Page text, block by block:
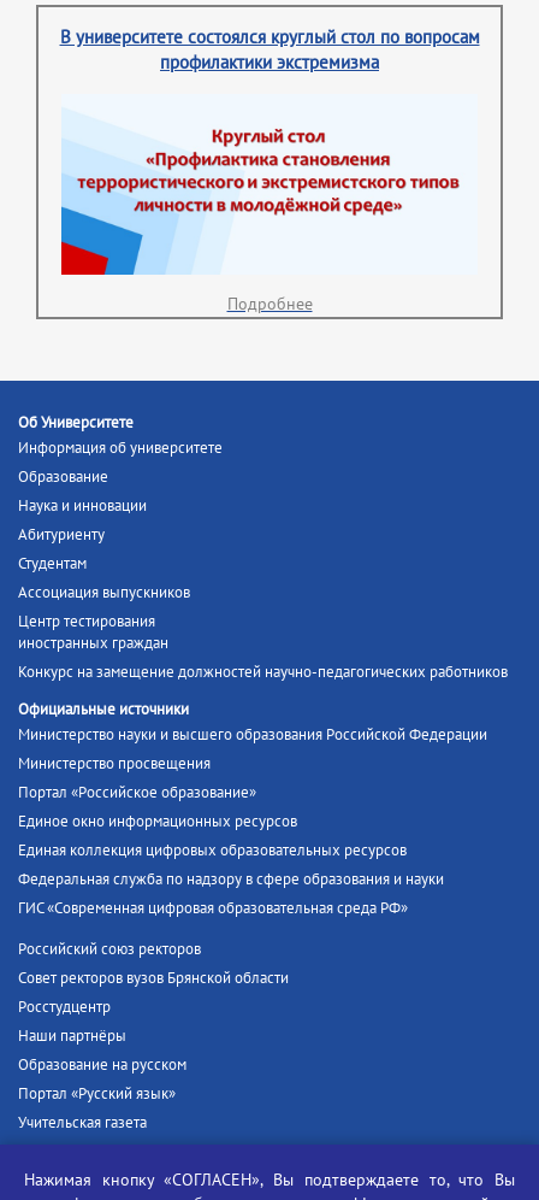
В университете состоялся круглый стол по вопросам
профилактики экстремизма
Подробнее
Об Университете
Информация об университете
Образование
Наука и инновации
Абитуриенту
Студентам
Ассоциация выпускников
Центр тестирования
иностранных граждан
Конкурс на замещение должностей научно-педагогических работников
Официальные источники
Министерство науки и высшего образования Российской Федерации
Министерство просвещения
Портал «Российское образование»
Единое окно информационных ресурсов
Единая коллекция цифровых образовательных ресурсов
Федеральная служба по надзору в сфере образования и науки
ГИС «Современная цифровая образовательная среда РФ»
Российский союз ректоров
Совет ректоров вузов Брянской области
Росстудцентр
Наши партнёры
Образование на русском
Портал «Русский язык»
Учительская газета
Единый портал государственных услуг
Нажимая кнопку «СОГЛАСЕН», Вы подтверждаете то, что Вы